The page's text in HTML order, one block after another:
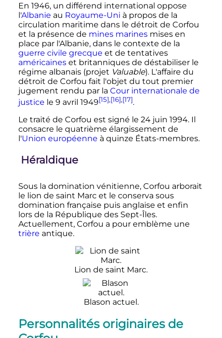
En 1946, un différend international oppose
l'Albanie au Royaume-Uni à propos de la
circulation maritime dans le détroit de Corfou
et la présence de mines marinesmises en
place par l'Albanie, dans le contexte de la
guerre civile grecque et de tentatives
américaineset britanniques de déstabiliser le
régime albanais (projet Valuable). L'affaire du
détroit de Corfou fait l'objet du tout premier
jugement rendu par la Cour internationale de
justice le 9 avril 1949[15],[16],[17].
Le traité de Corfou est signé le 24 juin 1994. Il
consacre le quatrième élargissement de
l'Union européenne à quinze États-membres.
Héraldique
Sous la domination vénitienne, Corfou arborait
le lion de saint Marc et le conserva sous
domination française puis anglaise et enfin
lors de la République des Sept-Îles.
Actuellement, Corfou a pour emblème une
trière antique.
Lion de saint Marc.
Blason actuel.
Personnalités originaires de